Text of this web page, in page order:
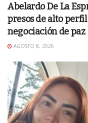
Abelardo De La
presos de alto
negociación de paz
AGOSTO 8, 2026